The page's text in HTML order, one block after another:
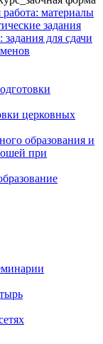
работа: материалы
задания
задания для сдачи
церковных
образования и
при